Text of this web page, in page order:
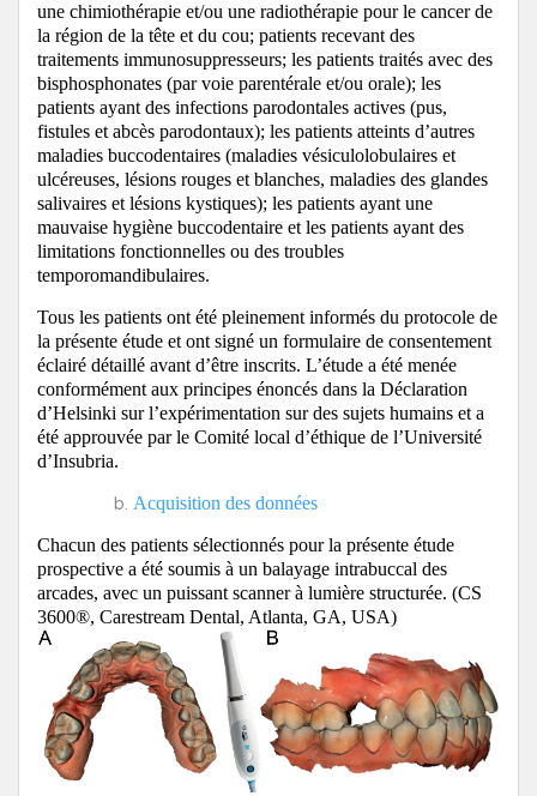
une chimiothérapie et/ou une radiothérapie pour le cancer de
la région de la tête et du cou; patients recevant des
traitements immunosuppresseurs; les patients traités avec des
bisphosphonates (par voie parentérale et/ou orale); les
patients ayant des infections parodontales actives (pus,
fistules et abcès parodontaux); les patients atteints d’autres
maladies buccodentaires (maladies vésiculolobulaires et
ulcéreuses, lésions rouges et blanches, maladies des glandes
salivaires et lésions kystiques); les patients ayant une
mauvaise hygiène buccodentaire et les patients ayant des
limitations fonctionnelles ou des troubles
temporomandibulaires.
Tous les patients ont été pleinement informés du protocole de
la présente étude et ont signé un formulaire de consentement
éclairé détaillé avant d’être inscrits. L’étude a été menée
conformément aux principes énoncés dans la Déclaration
d’Helsinki sur l’expérimentation sur des sujets humains et a
été approuvée par le Comité local d’éthique de l’Université
d’Insubria.
Acquisition des données
Chacun des patients sélectionnés pour la présente étude
prospective a été soumis à un balayage intrabuccal des
arcades, avec un puissant scanner à lumière structurée. (CS
3600®, Carestream Dental, Atlanta, GA, USA)